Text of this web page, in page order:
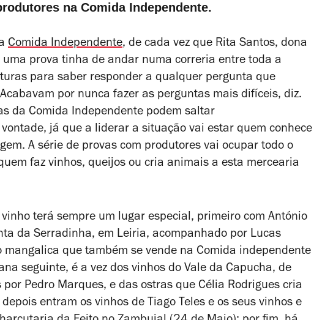
na Comida Independente.
Comida Independente, de cada vez que Rita Santos, dona
prova tinha de andar numa correria entre toda a
para saber responder a qualquer pergunta que
por nunca fazer as perguntas mais difíceis, diz.
da Comida Independente podem saltar
já que a liderar a situação vai estar quem conhece
A série de provas com produtores vai ocupar todo o
faz vinhos, queijos ou cria animais a esta mercearia
vinho terá sempre um lugar especial, primeiro com António
da Serradinha, em Leiria, acompanhado por Lucas
mangalica que também se vende na Comida independente
seguinte, é a vez dos vinhos do Vale da Capucha, de
por Pedro Marques, e das ostras que Célia Rodrigues cria
entram os vinhos de Tiago Teles e os seus vinhos e